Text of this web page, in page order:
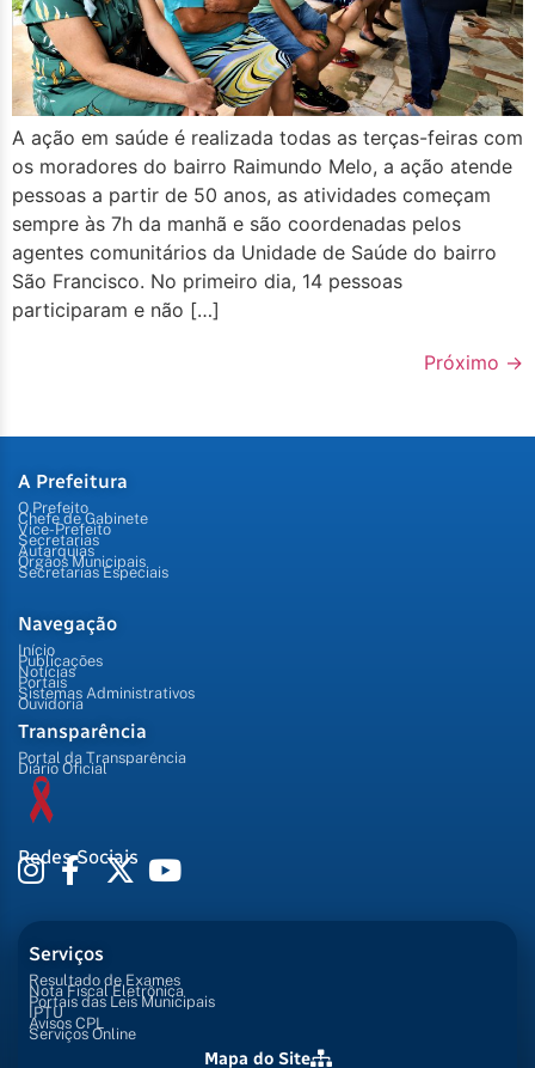
A ação em saúde é realizada todas as terças-feiras com
os moradores do bairro Raimundo Melo, a ação atende
pessoas a partir de 50 anos, as atividades começam
sempre às 7h da manhã e são coordenadas pelos
agentes comunitários da Unidade de Saúde do bairro
São Francisco. No primeiro dia, 14 pessoas
participaram e não […]
Próximo →
A Prefeitura
O Prefeito
Chefe de Gabinete
Vice-Prefeito
Secretarias
Autarquias
Órgãos Municipais
Secretarias Especiais
Navegação
Início
Publicações
Notícias
Portais
Sistemas Administrativos
Ouvidoria
Transparência
Portal da Transparência
Diário Oficial
Redes Sociais
Serviços
Resultado de Exames
Nota Fiscal Eletrônica
Portais das Leis Municipais
IPTU
Avisos CPL
Serviços Online
Mapa do Site